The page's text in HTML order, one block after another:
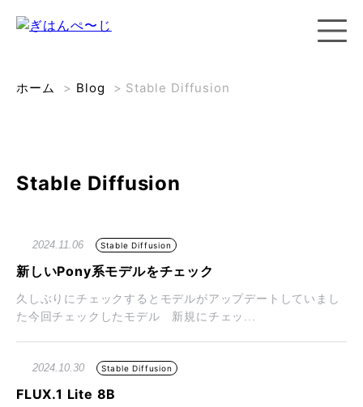
ホーム > Blog > Stable Diffusion
Stable Diffusion
2024.11.06 Stable Diffusion
新しいPony系モデルをチェック
久しぶりにチェックするとモデルがアップデートしていまし
た今回チェックしたモデル 新規にチェッ...
2024.10.30 Stable Diffusion
FLUX.1 Lite 8B